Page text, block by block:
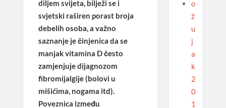
diljem svijeta, bilježi se i
svjetski raširen porast broja
debelih osoba, a važno
saznanje je činjenica da se
manjak vitamina D često
zamjenjuje dijagnozom
fibromijalgije (bolovi u
mišićima, nogama itd).
Poveznica između
o
ž
u
j
a
k
2
0
1